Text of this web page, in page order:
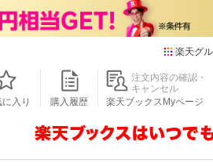
楽天グ
楽
に入り 購入履歴
注文内容の確認・
キャンセル
楽天ブックスMyページ